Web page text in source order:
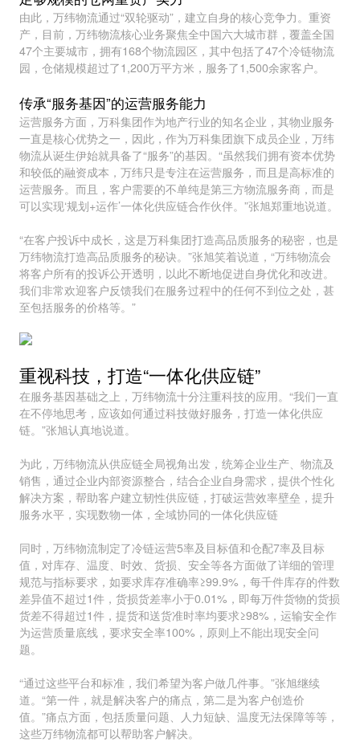
由此，万纬物流通过“双轮驱动”，建立自身的核心竞争力。重资
产，目前，万纬物流核心业务聚焦全中国六大城市群，覆盖全国
47个主要城市，拥有168个物流园区，其中包括了47个冷链物流
园，仓储规模超过了1,200万平方米，服务了1,500余家客户。
传承“服务基因”的运营服务能力
运营服务方面，万科集团作为地产行业的知名企业，其物业服务
一直是核心优势之一，因此，作为万科集团旗下成员企业，万纬
物流从诞生伊始就具备了“服务”的基因。“虽然我们拥有资本优势
和较低的融资成本，万纬只是专注在运营服务，而且是高标准的
运营服务。而且，客户需要的不单纯是第三方物流服务商，而是
可以实现‘规划+运作’一体化供应链合作伙伴。”张旭郑重地说道。
“在客户投诉中成长，这是万科集团打造高品质服务的秘密，也是
万纬物流打造高品质服务的秘诀。”张旭笑着说道，“万纬物流会
将客户所有的投诉公开透明，以此不断地促进自身优化和改进。
我们非常欢迎客户反馈我们在服务过程中的任何不到位之处，甚
至包括服务的价格等。”
重视科技，打造“一体化供应链”
在服务基因基础之上，万纬物流十分注重科技的应用。“我们一直
在不停地思考，应该如何通过科技做好服务，打造一体化供应
链。”张旭认真地说道。
为此，万纬物流从供应链全局视角出发，统筹企业生产、物流及
销售，通过企业内部资源整合，结合企业自身需求，提供个性化
解决方案，帮助客户建立韧性供应链，打破运营效率壁垒，提升
服务水平，实现数物一体，全域协同的一体化供应链
同时，万纬物流制定了冷链运营5率及目标值和仓配7率及目标
值，对库存、温度、时效、货损、安全等各方面做了详细的管理
规范与指标要求，如要求库存准确率≥99.9%，每千件库存的件数
差异值不超过1件，货损货差率小于0.01%，即每万件货物的货损
货差不得超过1件，提货和送货准时率均要求≥98%，运输安全作
为运营质量底线，要求安全率100%，原则上不能出现安全问
题。
“通过这些平台和标准，我们希望为客户做几件事。”张旭继续
道。“第一件，就是解决客户的痛点，第二是为客户创造价
值。”痛点方面，包括质量问题、人力短缺、温度无法保障等等，
这些万纬物流都可以帮助客户解决。